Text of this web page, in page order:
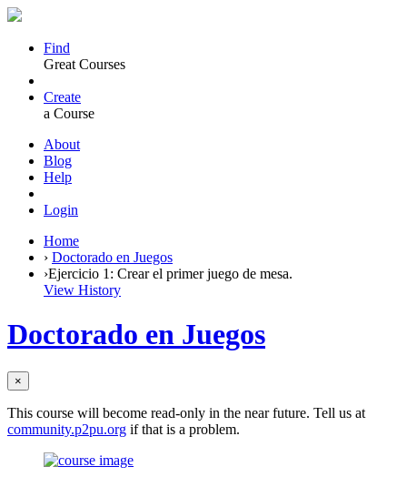
Find
Great Courses
Create
a Course
About
Blog
Help
Login
Home
› Doctorado en Juegos
›Ejercicio 1: Crear el primer juego de mesa.
View History
Doctorado en Juegos
×
This course will become read-only in the near future. Tell us at
community.p2pu.org if that is a problem.